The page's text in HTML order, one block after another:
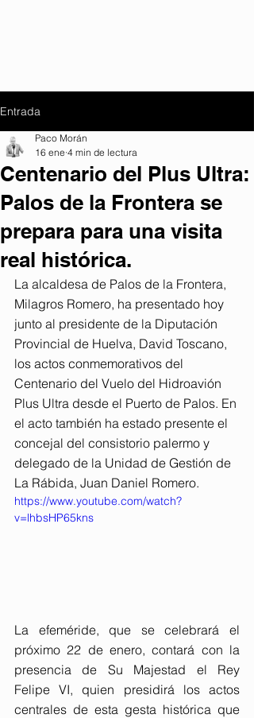
Entrada
Centenario del Plus Ultra:
Palos de la Frontera se
prepara para una visita
real histórica.
Paco Morán
16 ene 4 min de lectura
La alcaldesa de Palos de la Frontera,
Milagros Romero, ha presentado hoy
junto al presidente de la Diputación
Provincial de Huelva, David Toscano,
los actos conmemorativos del
Centenario del Vuelo del Hidroavión
Plus Ultra desde el Puerto de Palos. En
el acto también ha estado presente el
concejal del consistorio palermo y
delegado de la Unidad de Gestión de
La Rábida, Juan Daniel Romero.
https://www.youtube.com/watch?
v=lhbsHP65kns
La efeméride, que se celebrará el
próximo 22 de enero, contará con la
presencia de Su Majestad el Rey
Felipe VI, quien presidirá los actos
centrales de esta gesta histórica que